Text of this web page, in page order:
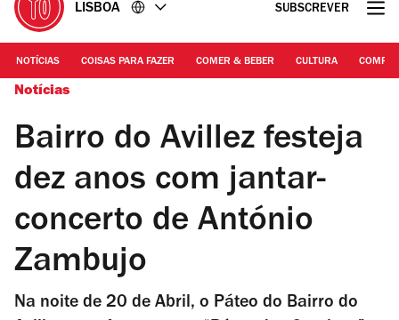
LISBOA SUBSCREVER
NOTÍCIAS COISAS PARA FAZER COMER & BEBER CULTURA
Notícias
Bairro do Avillez festeja
dez anos com jantar-
concerto de António
Zambujo
Na noite de 20 de Abril, o Páteo do Bairro do